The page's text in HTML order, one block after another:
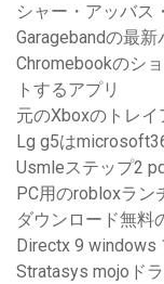
シャー・アッバス
Garagebandの最
Chromebookのシ
トするアプリ
元のXboxのトレ
Lg g5は
Usmleステップ2
PC用のrobloxラン
ダウンロード無料
Directx 9 windows
Stratasys mojoド